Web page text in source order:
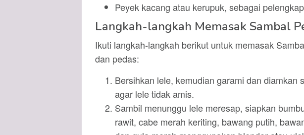
Peyek kacang atau kerupuk, sebagai pelengkap
Langkah-langkah Memasak Sambal
Ikuti langkah-langkah berikut untuk memasak
dan pedas:
Bersihkan lele, kemudian garami dan diamkan
agar lele tidak amis.
Sambil menunggu lele meresap, siapkan
rawit, cabe merah keriting, bawang putih,